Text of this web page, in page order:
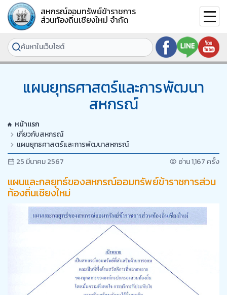
สหกรณ์ออมทรัพย์ข้าราชการ
ส่วนท้องถิ่นเชียงใหม่ จำกัด
แผนยุทธศาสตร์และการพัฒนา
สหกรณ์
หน้าแรก
เกี่ยวกับสหกรณ์
แผนยุทธศาสตร์และการพัฒนาสหกรณ์
25 มีนาคม 2567
อ่าน 1,167 ครั้ง
แผนและกลยุทธ์ของสหกรณ์ออมทรัพย์ข้าราชการส่วน
ท้องถิ่นเชียงใหม่